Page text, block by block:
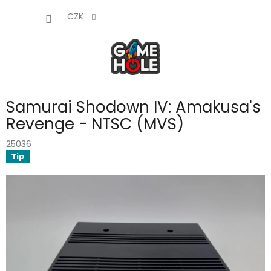
CZK
Samurai Shodown IV: Amakusa's
Revenge - NTSC (MVS)
25036
Tip